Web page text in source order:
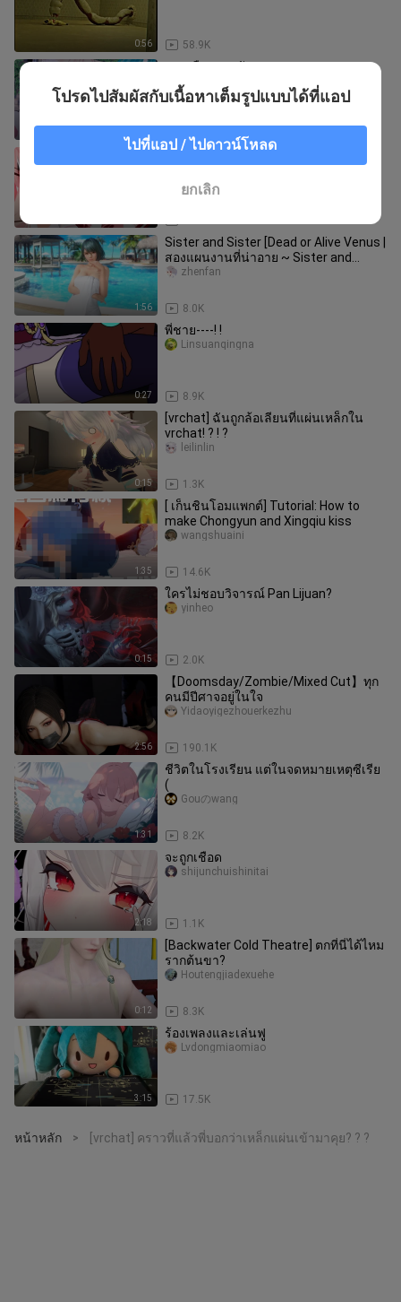
0:56 58.9K
คุณ♥คือ♥ของฉัน♥♥cat
ใครจะนำสมุดเล่มเหลืองเล่มเล็กมารบ! ! !
meiqiandemaimai
1:56
Sister and Sister [Dead or Alive Venus |
สองแผนงานที่น่าอาย ~ Sister and
Sister]
8.0K
zhenfan
0:27
พี่ชาย----! !
8.9K
Linsuanqingna
0:15
[vrchat] ฉันถูกล้อเลียนที่แผ่นเหล็กใน
vrchat! ? ! ?
1.3K
leilinlin
1:35
[ เก็นชินโอมแพกต์] Tutorial: How to
make Chongyun and Xingqiu kiss
14.6K
wangshuaini
0:15
ใครไม่ชอบวิจารณ์ Pan Lijuan?
2.0K
yinheo
2:56
【Doomsday/Zombie/Mixed Cut】ทุก
คนมีปีศาจอยู่ในใจ
190.1K
Yidaoyigezhouerkezhu
1:31
ชีวิตในโรงเรียน แต่ในจดหมายเหตุซีเรีย
(
8.2K
Gouのwang
2:18
จะถูกเชือด
1.1K
shijunchuishinitai
0:12
[Backwater Cold Theatre] ตกที่นี่ได้ไหม
รากต้นขา?
8.3K
Houtengjiadexuehe
3:15
ร้องเพลงและเล่นฟู
17.5K
Lvdongmiaomiao
หน้าหลัก > [vrchat] คราวที่แล้วพี่บอกว่าเหล็กแผ่นเข้ามาคุย? ? ?
โปรดไปสัมผัสกับเนื้อหาเต็มรูปแบบได้ที่แอป
ไปที่แอป / ไปดาวน์โหลด
ยกเลิก